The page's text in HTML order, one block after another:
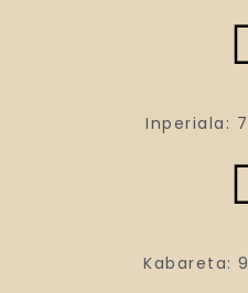
Inperiala:
Kabareta: